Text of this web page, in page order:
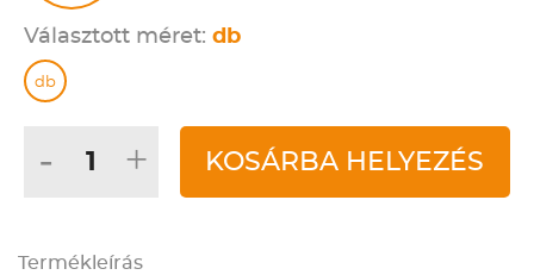
Választott méret: db
db
- + KOSÁRBA HELYEZÉS
Termékleírás